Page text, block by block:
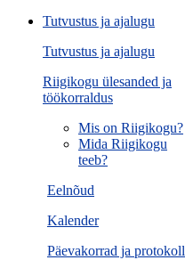
Eelnõud
Kalender
Päevakorrad ja
Tutvustus ja ajalugu
Tutvustus ja ajalugu
Riigikogu ülesanded ja
töökorraldus
Mis on Riigikogu?
Mida Riigikogu
teeb?